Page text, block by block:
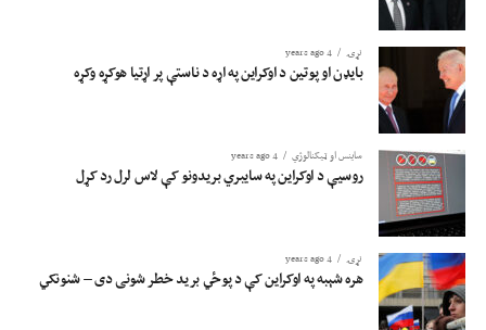
نړۍ 4 years ago
بایډن او پوتین د اوکراین په اړه د ناستې پر اړتیا هوکړه وکړه
ساینس او ​​ټیکنالوژي 4 years ago
روسیې د اوکراین په سایبري بریدونو کې لاس لرل رد کړل
نړۍ 4 years ago
هره شېبه په اوکراین کې د پوځي برید خطر شونی دی – شنونکي